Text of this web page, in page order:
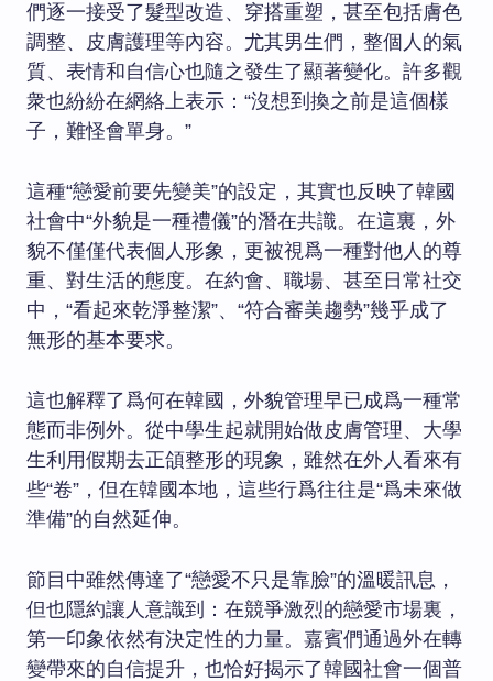
們逐一接受了髮型改造、穿搭重塑，甚至包括膚色
調整、皮膚護理等內容。尤其男生們，整個人的氣
質、表情和自信心也隨之發生了顯著變化。許多觀
衆也紛紛在網絡上表示：“沒想到換之前是這個樣
子，難怪會單身。”
這種“戀愛前要先變美”的設定，其實也反映了韓國
社會中“外貌是一種禮儀”的潛在共識。在這裏，外
貌不僅僅代表個人形象，更被視爲一種對他人的尊
重、對生活的態度。在約會、職場、甚至日常社交
中，“看起來乾淨整潔”、“符合審美趨勢”幾乎成了
無形的基本要求。
這也解釋了爲何在韓國，外貌管理早已成爲一種常
態而非例外。從中學生起就開始做皮膚管理、大學
生利用假期去正頜整形的現象，雖然在外人看來有
些“卷”，但在韓國本地，這些行爲往往是“爲未來做
準備”的自然延伸。
節目中雖然傳達了“戀愛不只是靠臉”的溫暖訊息，
但也隱約讓人意識到：在競爭激烈的戀愛市場裏，
第一印象依然有決定性的力量。嘉賓們通過外在轉
變帶來的自信提升，也恰好揭示了韓國社會一個普